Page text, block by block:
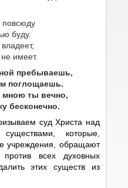
повсюду
буду.
имеет.
пребываешь,
поглощаешь.
мною ты вечно,
бесконечно.
суд Христа над
которые,
учреждения, обращают
всех духовных
этих существ из